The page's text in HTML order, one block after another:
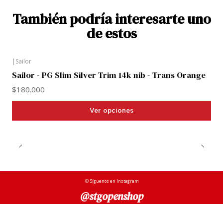
También podría interesarte uno
de estos
| Sailor
Sailor - PG Slim Silver Trim 14k nib - Trans Orange
$180.000
Ver opciones
Síguenos en Instagram
@stgopenshop